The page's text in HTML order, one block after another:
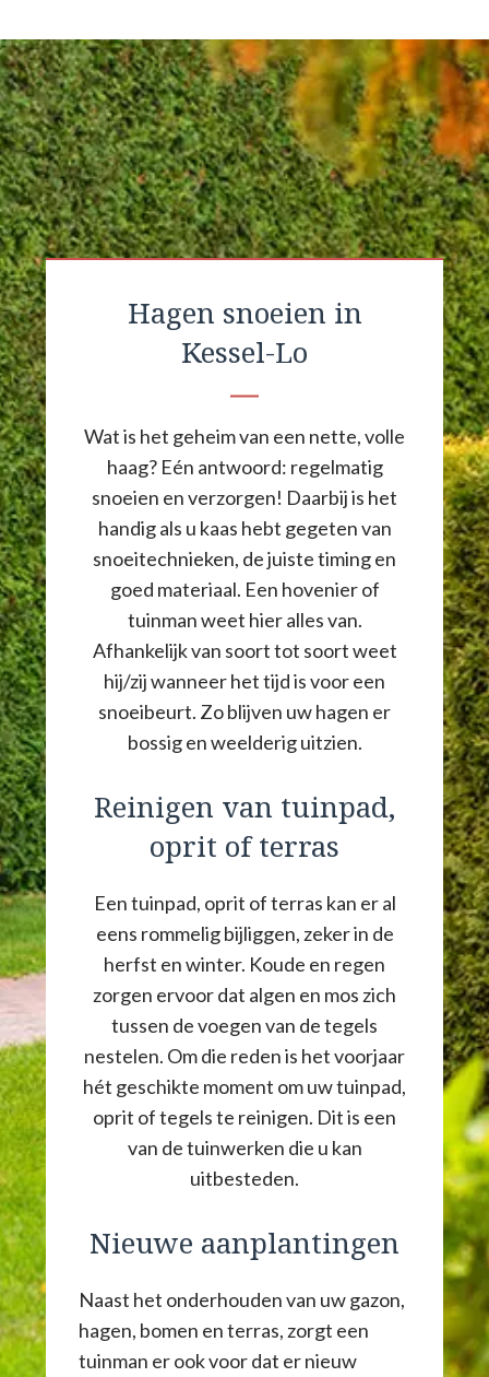
Hagen snoeien in
Kessel-Lo
Wat is het geheim van een nette, volle
haag? Eén antwoord: regelmatig
snoeien en verzorgen! Daarbij is het
handig als u kaas hebt gegeten van
snoeitechnieken, de juiste timing en
goed materiaal. Een hovenier of
tuinman weet hier alles van.
Afhankelijk van soort tot soort weet
hij/zij wanneer het tijd is voor een
snoeibeurt. Zo blijven uw hagen er
bossig en weelderig uitzien.
Reinigen van tuinpad,
oprit of terras
Een tuinpad, oprit of terras kan er al
eens rommelig bijliggen, zeker in de
herfst en winter. Koude en regen
zorgen ervoor dat algen en mos zich
tussen de voegen van de tegels
nestelen. Om die reden is het voorjaar
hét geschikte moment om uw tuinpad,
oprit of tegels te reinigen. Dit is een
van de tuinwerken die u kan
uitbesteden.
Nieuwe aanplantingen
Naast het onderhouden van uw gazon,
hagen, bomen en terras, zorgt een
tuinman er ook voor dat er nieuw